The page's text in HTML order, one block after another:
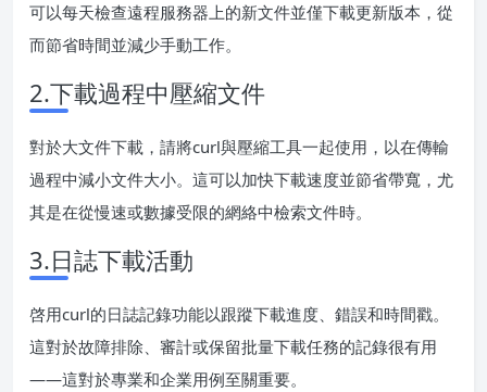
可以每天檢查遠程服務器上的新文件並僅下載更新版本，從
而節省時間並減少手動工作。
2.下載過程中壓縮文件
對於大文件下載，請將curl與壓縮工具一起使用，以在傳輸
過程中減小文件大小。這可以加快下載速度並節省帶寬，尤
其是在從慢速或數據受限的網絡中檢索文件時。
3.日誌下載活動
啓用curl的日誌記錄功能以跟蹤下載進度、錯誤和時間戳。
這對於故障排除、審計或保留批量下載任務的記錄很有用
——這對於專業和企業用例至關重要。